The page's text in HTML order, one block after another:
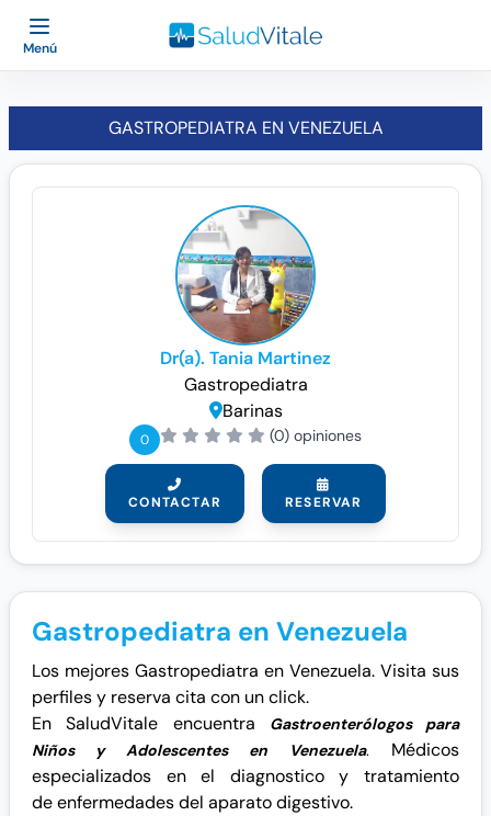
Menú
GASTROPEDIATRA EN VENEZUELA
Dr(a). Tania Martinez
Gastropediatra
Barinas
0 (0) opiniones
CONTACTAR RESERVAR
Gastropediatra en Venezuela
Los mejores Gastropediatra en Venezuela. Visita sus
perfiles y reserva cita con un click.
En SaludVitale encuentra
Gastroenterólogos para
Niños y Adolescentes en Venezuela. Médicos
especializados en el diagnostico y tratamiento
de enfermedades del aparato digestivo.